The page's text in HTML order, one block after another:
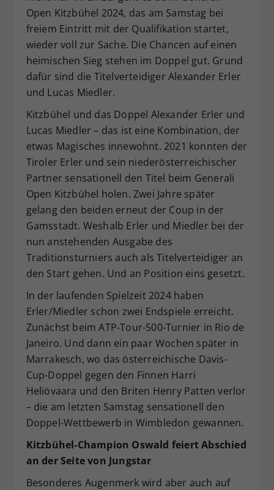
Open Kitzbühel 2024, das am Samstag bei
freiem Eintritt mit der Qualifikation startet,
wieder voll zur Sache. Die Chancen auf einen
heimischen Sieg stehen im Doppel gut. Grund
dafür sind die Titelverteidiger Alexander Erler
und Lucas Miedler.
Kitzbühel und das Doppel Alexander Erler und
Lucas Miedler – das ist eine Kombination, der
etwas Magisches innewohnt. 2021 konnten der
Tiroler Erler und sein niederösterreichischer
Partner sensationell den Titel beim Generali
Open Kitzbühel holen. Zwei Jahre später
gelang den beiden erneut der Coup in der
Gamsstadt. Weshalb Erler und Miedler bei der
nun anstehenden Ausgabe des
Traditionsturniers auch als Titelverteidiger an
den Start gehen. Und an Position eins gesetzt.
In der laufenden Spielzeit 2024 haben
Erler/Miedler schon zwei Endspiele erreicht.
Zunächst beim ATP-Tour-500-Turnier in Rio de
Janeiro. Und dann ein paar Wochen später in
Marrakesch, wo das österreichische Davis-
Cup-Doppel gegen den Finnen Harri
Heliövaara und den Briten Henry Patten verlor
– die am letzten Samstag sensationell den
Doppel-Wettbewerb in Wimbledon gewannen.
Kitzbühel-Champion Oswald feiert Abschied
an der Seite von Jungstar
Besonderes Augenmerk wird aber auch auf
Zweck
Dieser Wert speichert Ihre Consent-
Einstellungen. Unter anderem eine
zufällig generierte ID, für die
historische Speicherung Ihrer
vorgenommen Einstellungen, falls der
Webseiten-Betreiber dies eingestellt
hat.